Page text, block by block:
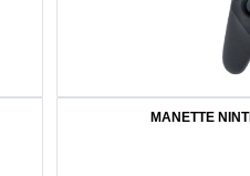
MANETTE